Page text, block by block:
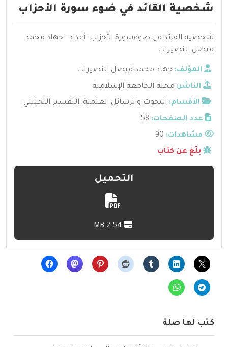
شخصية القائد في ضوء سورة الأحزاب
شخصية القائد في ضوءسورة الأحزاب -أعداد - جهاد محمد
فيصل النصيرات
المؤلف: جهاد محمد فيصل النصيرات
الناشر: مجلة الجامعة الإسلامية
الأقسام: البحوث والرسائل العلمية, التفسير التحليلي
عدد الصفحات: 58
مشاهدات:
بلّغ عن كتاب
التحميل
كتب لها صلة